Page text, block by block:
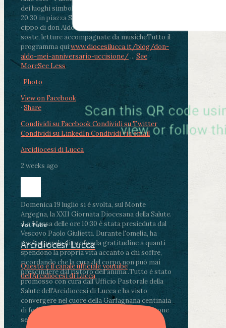
dei luoghi simbolo della città. Ritrovo alle ore
20.30 in piazza San Michele con conclusione al
cippo di don Aldo Mei (Porta Elisa). Durante le
soste, letture accompagnate da musicheTutto il
programma qui:www.diocesilucca.it/blog/don-
aldo-mei-anniversario-uccisione/ ... See
MoreSee Less
Photo
View on Facebook
· Share
Condividi su FacebookCondividi su Twitter
Condividi su LinkedInCondividi via email
Arcidiocesi di Lucca
2 weeks ago
Domenica 19 luglio si è svolta, sul Monte
Argegna, la XXII Giornata Diocesana della Salute.
.La Messa delle ore 10:30 è stata presieduta dal
Vescovo Paolo Giulietti. Durante l'omelia, ha
rivolto parole di profonda gratitudine a quanti
spendono la propria vita accanto a chi soffre,
ricordando che la cura del corpo non può mai
prescindere dal ristoro dell'anima..Tutto è stato
promosso con cura dall'Ufficio Pastorale della
Salute dell'Arcidiocesi di Lucca e ha visto
convergere nel cuore della Garfagnana centinaia
di fedeli, operatori sanitari, volontari e persone
segnate dalla malattia.
YouTube
Arcidiocesi Lucca
Questo è il canale ufficiale youtube
dell'Arcidiocesi di Lucca